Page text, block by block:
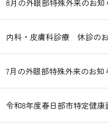
内科・皮膚科診療 休診の
7月の外眼部特殊外来のお知
令和8年度春日部市特定健